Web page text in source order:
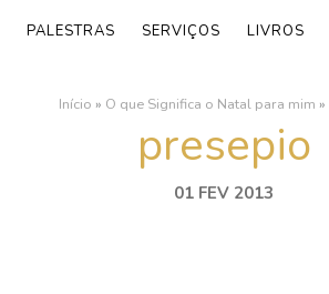
PALESTRAS SERVIÇOS LIVROS
Início » O que Significa o Natal para mim »
presepio
01 FEV 2013